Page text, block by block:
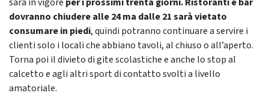
dovranno chiudere alle 24 ma dalle 21 sarà vietato
consumare in piedi, quindi potranno continuare a servire i
clienti solo i locali che abbiano tavoli, al chiuso o all’aperto.
Torna poi il divieto di gite scolastiche e anche lo stop al
calcetto e agli altri sport di contatto svolti a livello
amatoriale.